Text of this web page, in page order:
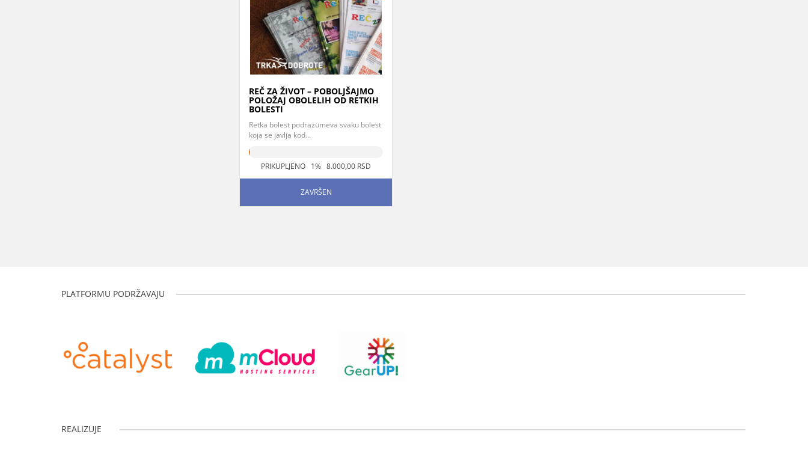
REČ ZA ŽIVOT – POBOLJŠAJMO
POLOŽAJ OBOLELIH OD RETKIH
BOLESTI
Retka bolest podrazumeva svaku bolest
koja se javlja kod...
PRIKUPLJENO 1% 8.000,00 RSD
ZAVRŠEN
PLATFORMU PODRŽAVAJU
REALIZUJE